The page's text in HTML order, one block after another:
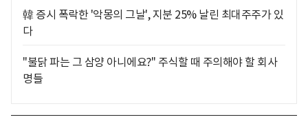
韓 증시 폭락한 '악몽의 그날', 지분 25% 날린 최대주주가 있
다
"불닭 파는 그 삼양 아니에요?" 주식할 때 주의해야 할 회사
명들